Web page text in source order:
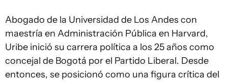
Abogado de la Universidad de Los Andes con
maestría en Administración Pública en Harvard,
Uribe inició su carrera política a los 25 años como
concejal de Bogotá por el Partido Liberal. Desde
entonces, se posicionó como una figura crítica del